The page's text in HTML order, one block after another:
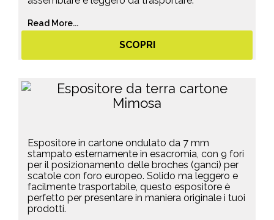
Read More...
SCOPRI
Espositore in cartone ondulato da 7 mm
stampato esternamente in esacromia, con 9 fori
per il posizionamento delle broches (ganci) per
scatole con foro europeo. Solido ma leggero e
facilmente trasportabile, questo espositore è
perfetto per presentare in maniera originale i tuoi
prodotti.